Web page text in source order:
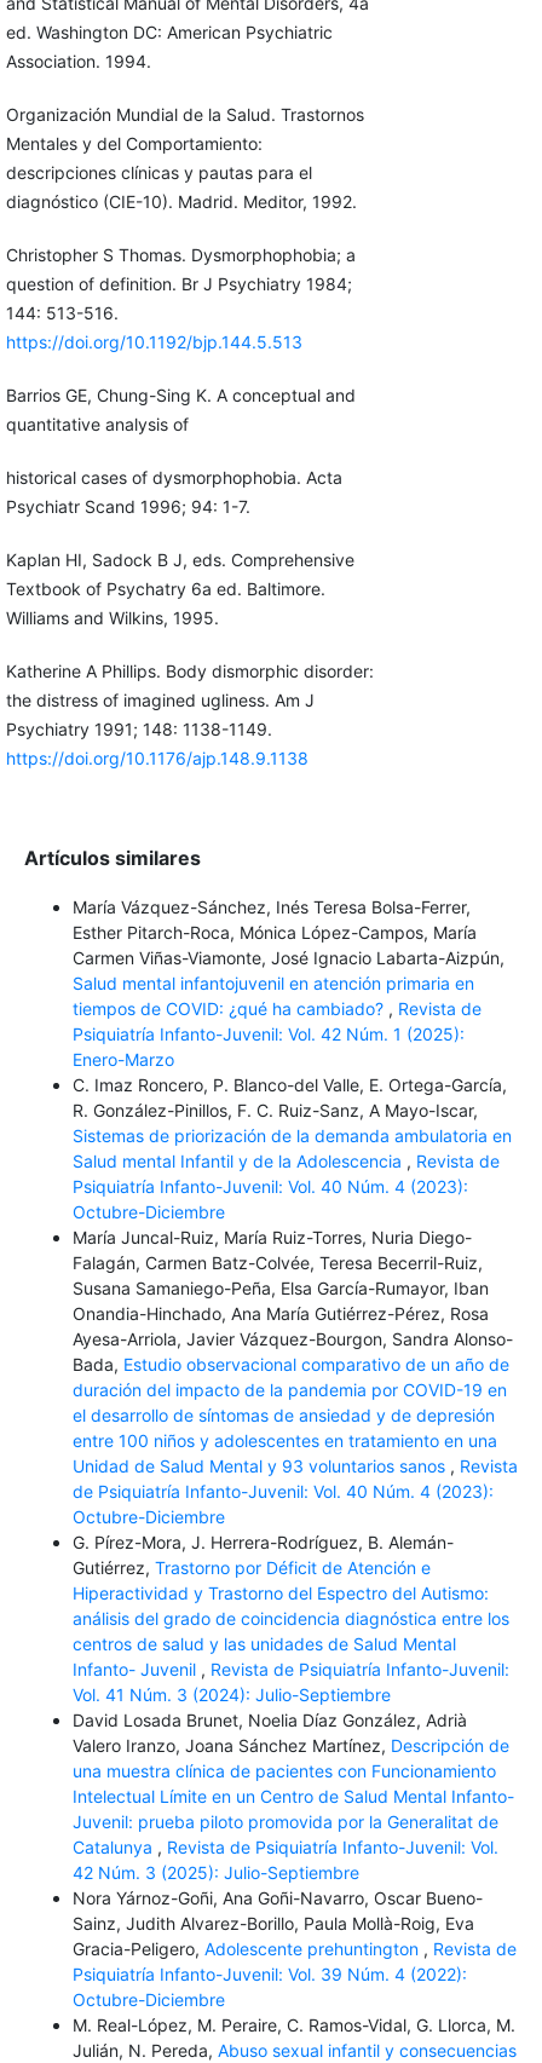
ed. Washington DC: American Psychiatric
Association. 1994.
Organización Mundial de la Salud. Trastornos
Mentales y del Comportamiento:
descripciones clínicas y pautas para el
diagnóstico (CIE-10). Madrid. Meditor, 1992.
Christopher S Thomas. Dysmorphophobia; a
question of definition. Br J Psychiatry 1984;
144: 513-516.
https://doi.org/10.1192/bjp.144.5.513
Barrios GE, Chung-Sing K. A conceptual and
quantitative analysis of
historical cases of dysmorphophobia. Acta
Psychiatr Scand 1996; 94: 1-7.
Kaplan HI, Sadock B J, eds. Comprehensive
Textbook of Psychatry 6a ed. Baltimore.
Williams and Wilkins, 1995.
Katherine A Phillips. Body dismorphic disorder:
the distress of imagined ugliness. Am J
Psychiatry 1991; 148: 1138-1149.
https://doi.org/10.1176/ajp.148.9.1138
Artículos similares
María Vázquez-Sánchez, Inés Teresa Bolsa-Ferrer,
Esther Pitarch-Roca, Mónica López-Campos, María
Carmen Viñas-Viamonte, José Ignacio Labarta-Aizpún,
Salud mental infantojuvenil en atención primaria en
tiempos de COVID: ¿qué ha cambiado? , Revista de
Psiquiatría Infanto-Juvenil: Vol. 42 Núm. 1 (2025):
Enero-Marzo
C. Imaz Roncero, P. Blanco-del Valle, E. Ortega-García,
R. González-Pinillos, F. C. Ruiz-Sanz, A Mayo-Iscar,
Sistemas de priorización de la demanda ambulatoria en
Salud mental Infantil y de la Adolescencia , Revista de
Psiquiatría Infanto-Juvenil: Vol. 40 Núm. 4 (2023):
Octubre-Diciembre
María Juncal-Ruiz, María Ruiz-Torres, Nuria Diego-
Falagán, Carmen Batz-Colvée, Teresa Becerril-Ruiz,
Susana Samaniego-Peña, Elsa García-Rumayor, Iban
Onandia-Hinchado, Ana María Gutiérrez-Pérez, Rosa
Ayesa-Arriola, Javier Vázquez-Bourgon, Sandra Alonso-
Bada, Estudio observacional comparativo de un año de
duración del impacto de la pandemia por COVID-19 en
el desarrollo de síntomas de ansiedad y de depresión
entre 100 niños y adolescentes en tratamiento en una
Unidad de Salud Mental y 93 voluntarios sanos , Revista
de Psiquiatría Infanto-Juvenil: Vol. 40 Núm. 4 (2023):
Octubre-Diciembre
G. Pírez-Mora, J. Herrera-Rodríguez, B. Alemán-
Gutiérrez, Trastorno por Déficit de Atención e
Hiperactividad y Trastorno del Espectro del Autismo:
análisis del grado de coincidencia diagnóstica entre los
centros de salud y las unidades de Salud Mental
Infanto- Juvenil , Revista de Psiquiatría Infanto-Juvenil:
Vol. 41 Núm. 3 (2024): Julio-Septiembre
David Losada Brunet, Noelia Díaz González, Adrià
Valero Iranzo, Joana Sánchez Martínez, Descripción de
una muestra clínica de pacientes con Funcionamiento
Intelectual Límite en un Centro de Salud Mental Infanto-
Juvenil: prueba piloto promovida por la Generalitat de
Catalunya , Revista de Psiquiatría Infanto-Juvenil: Vol.
42 Núm. 3 (2025): Julio-Septiembre
Nora Yárnoz-Goñi, Ana Goñi-Navarro, Oscar Bueno-
Sainz, Judith Alvarez-Borillo, Paula Mollà-Roig, Eva
Gracia-Peligero, Adolescente prehuntington , Revista de
Psiquiatría Infanto-Juvenil: Vol. 39 Núm. 4 (2022):
Octubre-Diciembre
M. Real-López, M. Peraire, C. Ramos-Vidal, G. Llorca, M.
Julián, N. Pereda, Abuso sexual infantil y consecuencias